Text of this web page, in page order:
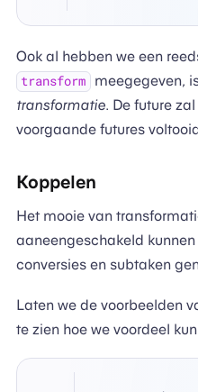
Ook al hebben we een
transform
meegegeven,
transformatie. De future
voorgaande futures
Koppelen
Het mooie van
aaneengeschakeld
conversies en subtaken
Laten we de voorbeelden
te zien hoe we voordeel